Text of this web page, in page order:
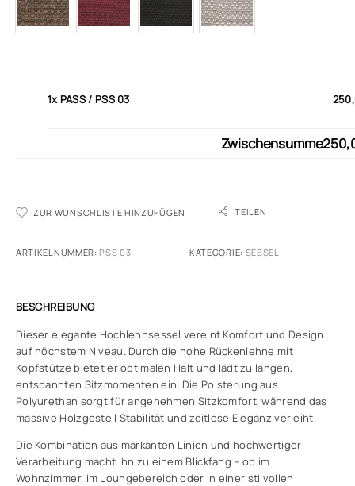
1xPASS / PSS 03
Zwischensumme
ZUR WUNSCHLISTE HINZUFÜGEN TEILEN
ARTIKELNUMMER:PSS 03 KATEGORIE: SESSEL
BESCHREIBUNG
Dieser elegante Hochlehnsessel vereint Komfort und Design
auf höchstem Niveau. Durch die hohe Rückenlehne mit
Kopfstütze bietet er optimalen Halt und lädt zu langen,
entspannten Sitzmomenten ein. Die Polsterung aus
Polyurethan sorgt für angenehmen Sitzkomfort, während das
massive Holzgestell Stabilität und zeitlose Eleganz verleiht.
Die Kombination aus markanten Linien und hochwertiger
Verarbeitung macht ihn zu einem Blickfang – ob im
Wohnzimmer, im Loungebereich oder in einer stilvollen